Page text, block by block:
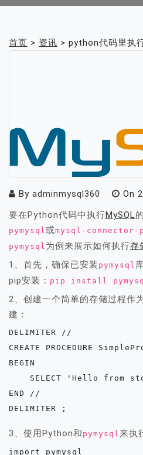
首页 > 资讯 > python代码里执
By adminmysql360 On
要在Python代码中执行MySQL的
pymysql或mysql-connector-
pymysql 为例来展示如何执行存
1、首先，确保已安装 pymysql
pip安装： pip install
2、创建一个简单的存储过程作
建：
DELIMITER //
CREATE PROCEDURE
BEGIN
END //
3、使用Python和 pymysql来执
import pymysql